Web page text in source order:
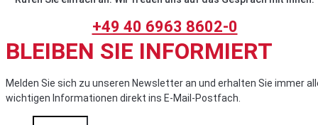
+49 40 6963 8602-0
BLEIBEN SIE INFORMIERT
Melden Sie sich zu unseren Newsletter an und erhalten Sie immer
wichtigen Informationen direkt ins E-Mail-Postfach.